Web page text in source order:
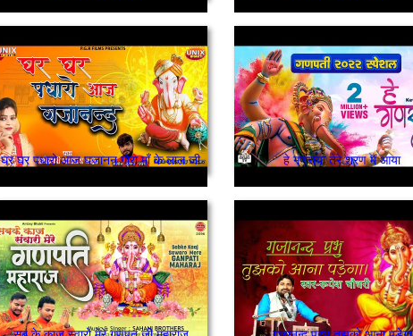
घर घर पधारो आज घजानन गोरा माँ के लाल जी हे गणराया तेरे शरण मैं आया